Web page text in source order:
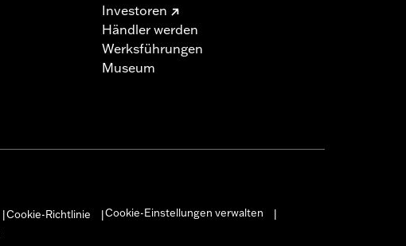
Investoren
Händler werden
Werksführungen
Museum
Cookie-Richtlinie Cookie-Einstellungen verwalten